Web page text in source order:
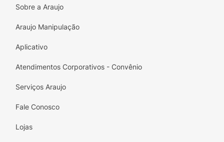
Sobre a Araujo
Araujo Manipulação
Aplicativo
Atendimentos Corporativos - Convênio
Serviços Araujo
Fale Conosco
Lojas